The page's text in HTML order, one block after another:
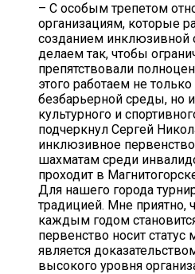
– С особым трепетом
организациям, которые
созданием
делаем так, чтобы
препятствовали
этого работаем не
безбарьерной среды, но
культурного и
подчеркнул Сергей
инклюзивное
шахматам среди
проходит в
Для нашего города
традицией. Мне приятно,
каждым годом
первенство носит
является
высокого уровня